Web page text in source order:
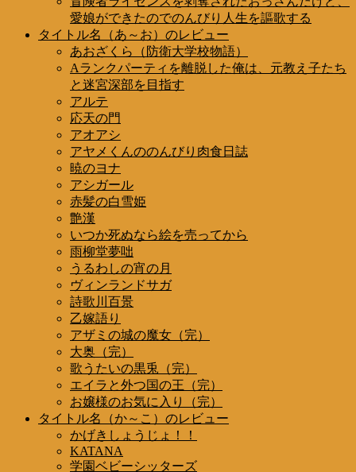
愛娘ができたのでのんびり人生を謳歌する
タイトル名（あ～お）のレビュー
あおざくら（防衛大学校物語）
Aランクパーティを離脱した俺は、元教え子たち
と迷宮深部を目指す
アルテ
応天の門
アオアシ
アヤメくんののんびり肉食日誌
暁のヨナ
アシガール
赤髪の白雪姫
艶漢
いつか死ぬなら絵を売ってから
雨柳堂夢咄
うるわしの宵の月
ヴィンランドサガ
詩歌川百景
乙嫁語り
アザミの城の魔女（完）
大奥（完）
歌うたいの黒兎（完）
エイラと外つ国の王（完）
お嬢様のお気に入り（完）
タイトル名（か～こ）のレビュー
かげきしょうじょ！！
KATANA
学園ベビーシッターズ